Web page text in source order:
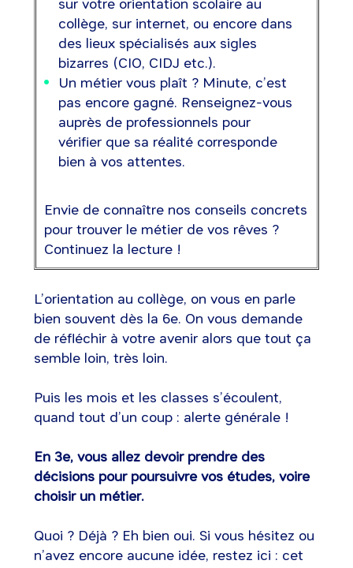
sur votre orientation scolaire au
collège, sur internet, ou encore dans
des lieux spécialisés aux sigles
bizarres (CIO, CIDJ etc.).
Un métier vous plaît ? Minute, c’est
pas encore gagné. Renseignez-vous
auprès de professionnels pour
vérifier que sa réalité corresponde
bien à vos attentes.
Envie de connaître nos conseils concrets
pour trouver le métier de vos rêves ?
Continuez la lecture !
L’orientation au collège, on vous en parle
bien souvent dès la 6e. On vous demande
de réfléchir à votre avenir alors que tout ça
semble loin, très loin.
Puis les mois et les classes s’écoulent,
quand tout d’un coup : alerte générale !
En 3e, vous allez devoir prendre des
décisions pour poursuivre vos études, voire
choisir un métier.
Quoi ? Déjà ? Eh bien oui. Si vous hésitez ou
n’avez encore aucune idée, restez ici : cet